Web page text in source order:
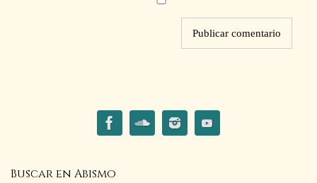
Buscar en Abismo